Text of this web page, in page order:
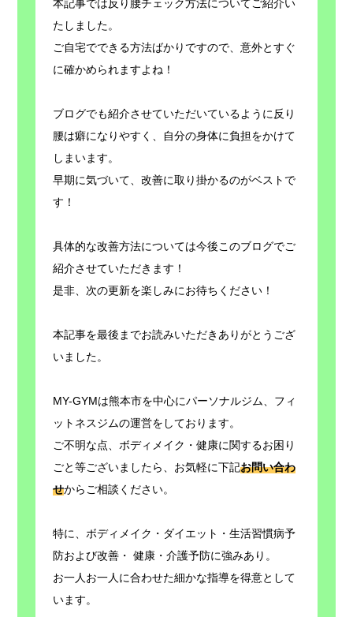
本記事では反り腰チェック方法についてご紹介い
たしました。
ご自宅でできる方法ばかりですので、意外とすぐ
に確かめられますよね！
ブログでも紹介させていただいているように反り
腰は癖になりやすく、自分の身体に負担をかけて
しまいます。
早期に気づいて、改善に取り掛かるのがベストで
す！
具体的な改善方法については今後このブログでご
紹介させていただきます！
是非、次の更新を楽しみにお待ちください！
本記事を最後までお読みいただきありがとうござ
いました。
MY-GYMは熊本市を中心にパーソナルジム、フィ
ットネスジムの運営をしております。
ご不明な点、ボディメイク・健康に関するお困り
ごと等ございましたら、お気軽に下記お問い合わ
せからご相談ください。
特に、ボディメイク・ダイエット・生活習慣病予
防および改善・ 健康・介護予防に強みあり。
お一人お一人に合わせた細かな指導を得意として
います。